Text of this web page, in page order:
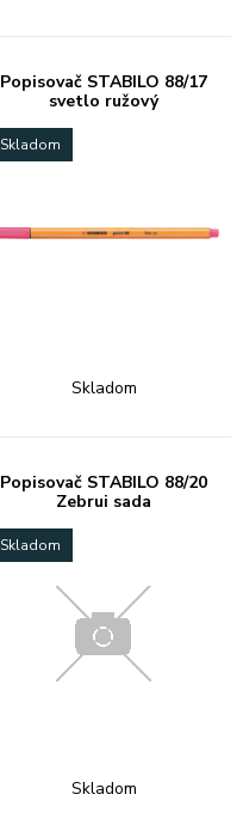
Popisovač STABILO 88/17
svetlo ružový
Skladom
Skladom
Popisovač STABILO 88/20
Zebrui sada
Skladom
Skladom